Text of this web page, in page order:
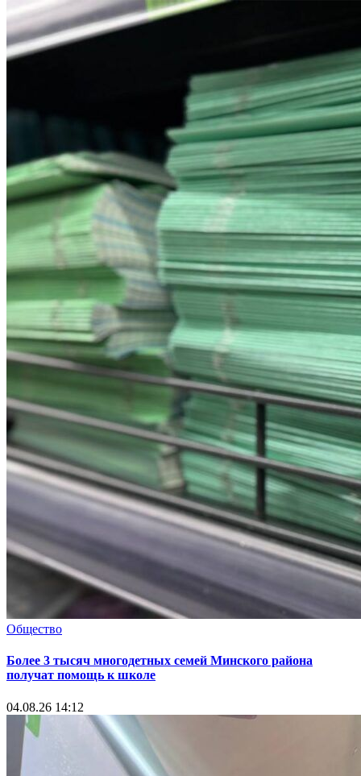
Общество
Более 3 тысяч многодетных семей Минского района
получат помощь к школе
04.08.26 14:12